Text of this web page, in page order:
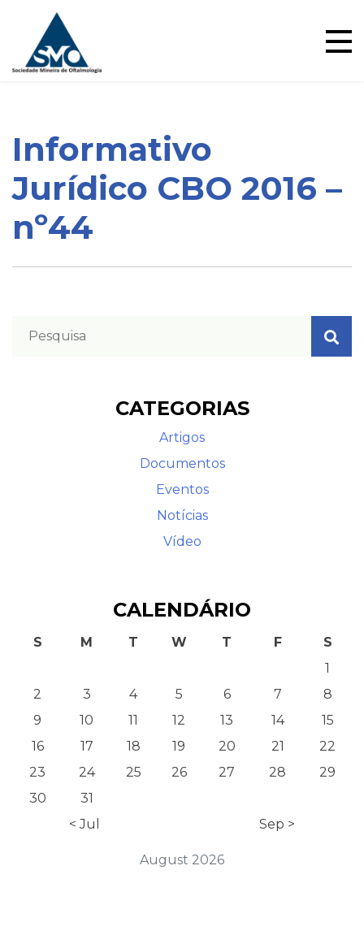
content
Blog
Informativo
Jurídico CBO 2016 –
nº44
CATEGORIAS
Artigos
Documentos
Eventos
Notícias
Vídeo
CALENDÁRIO
August 2026
S M T W T F
S
1
2
3 4 5 6 7
8
9
10 11 12 13 14
15
16
17 18 19 20 21
22
23
24 25 26 27 28
29
30
31
< Jul
Sep >